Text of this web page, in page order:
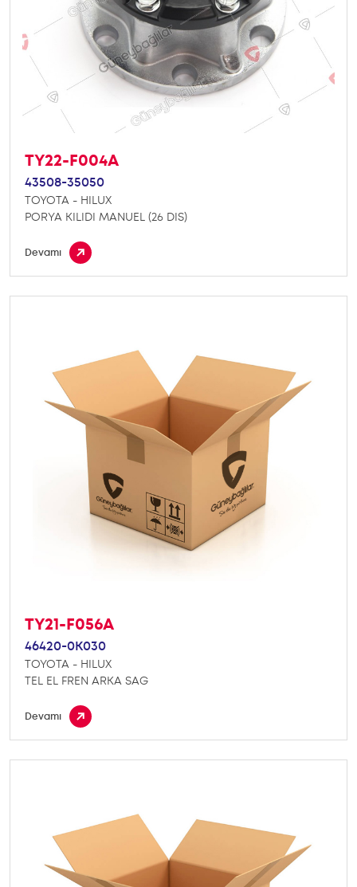
TY22-F004A
43508-35050
TOYOTA - HILUX
PORYA KILIDI MANUEL (26 DIS)
Devamı
TY21-F056A
46420-0K030
TOYOTA - HILUX
TEL EL FREN ARKA SAG
Devamı